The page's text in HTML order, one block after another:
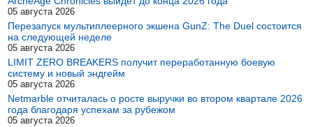
05 августа 2026
Перезапуск мультиплеерного экшена GunZ: The Duel состоится
на следующей неделе
05 августа 2026
LIMIT ZERO BREAKERS получит переработанную боевую
систему и новый эндгейм
05 августа 2026
Netmarble отчиталась о росте выручки во втором квартале 2026
года благодаря успехам за рубежом
05 августа 2026